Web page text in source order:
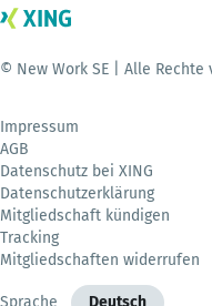
© New Work SE | Alle Rechte
Impressum
AGB
Datenschutz bei XING
Datenschutzerklärung
Mitgliedschaft kündigen
Tracking
Mitgliedschaften widerrufen
Sprache Deutsch